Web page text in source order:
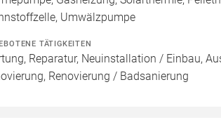
Umwälzpumpe
TÄTIGKEITEN
Reparatur, Neuinstallation / Einbau,
Renovierung / Badsanierung